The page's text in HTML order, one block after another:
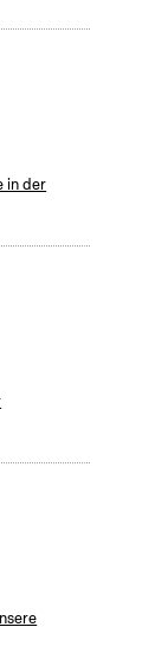
in der